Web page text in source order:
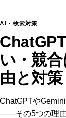
AI・検索対策
い・競
由と対策
ChatGPTや
——その5つの理由